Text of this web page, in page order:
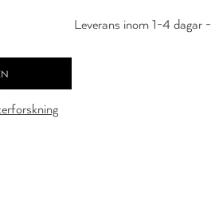
Leverans inom 1-4 dagar -